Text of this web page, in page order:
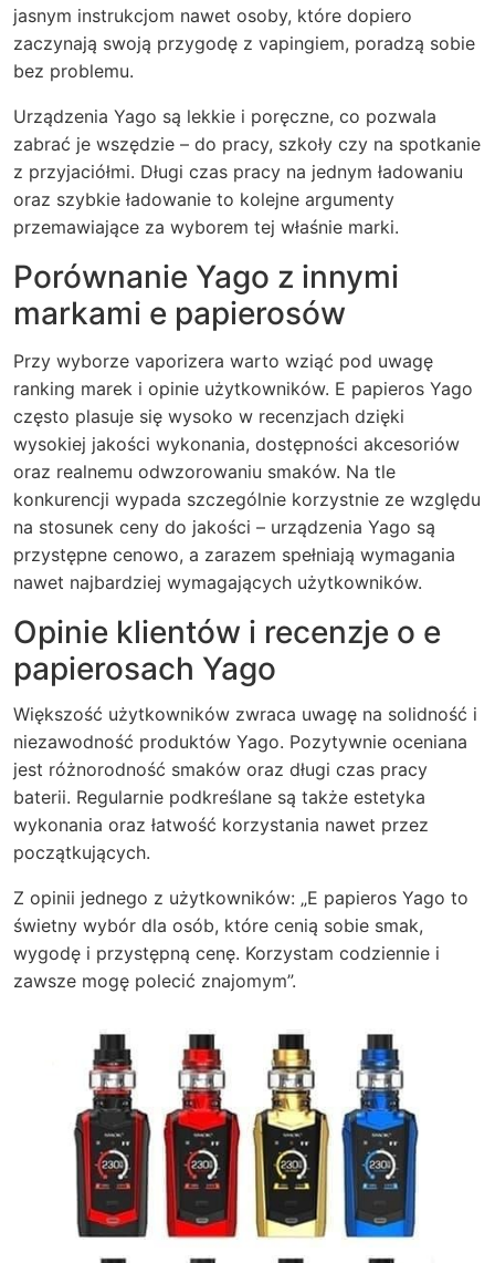
jasnym instrukcjom nawet osoby, które dopiero
zaczynają swoją przygodę z vapingiem, poradzą sobie
bez problemu.
Urządzenia Yago są lekkie i poręczne, co pozwala
zabrać je wszędzie – do pracy, szkoły czy na spotkanie
z przyjaciółmi. Długi czas pracy na jednym ładowaniu
oraz szybkie ładowanie to kolejne argumenty
przemawiające za wyborem tej właśnie marki.
Porównanie Yago z innymi
markami e papierosów
Przy wyborze vaporizera warto wziąć pod uwagę
ranking marek i opinie użytkowników. E papieros Yago
często plasuje się wysoko w recenzjach dzięki
wysokiej jakości wykonania, dostępności akcesoriów
oraz realnemu odwzorowaniu smaków. Na tle
konkurencji wypada szczególnie korzystnie ze względu
na stosunek ceny do jakości – urządzenia Yago są
przystępne cenowo, a zarazem spełniają wymagania
nawet najbardziej wymagających użytkowników.
Opinie klientów i recenzje o e
papierosach Yago
Większość użytkowników zwraca uwagę na solidność i
niezawodność produktów Yago. Pozytywnie oceniana
jest różnorodność smaków oraz długi czas pracy
baterii. Regularnie podkreślane są także estetyka
wykonania oraz łatwość korzystania nawet przez
początkujących.
Z opinii jednego z użytkowników: „E papieros Yago to
świetny wybór dla osób, które cenią sobie smak,
wygodę i przystępną cenę. Korzystam codziennie i
zawsze mogę polecić znajomym”.